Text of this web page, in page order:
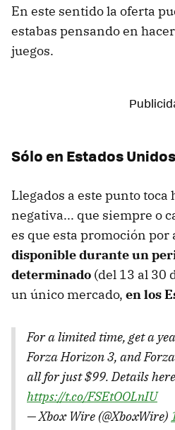
En este sentido la oferta
estabas pensando en
juegos.
Sólo en Estados Unidos
Llegados a este punto toca
negativa... que siempre o
es que esta promoción por
disponible durante un
determinado (del 13 al 30
un único mercado, en los
For a limited time, get a
Forza Horizon 3, and
all for just $99. Details
https://t.co/FSEtOOLnIU
— Xbox Wire (@XboxWire)